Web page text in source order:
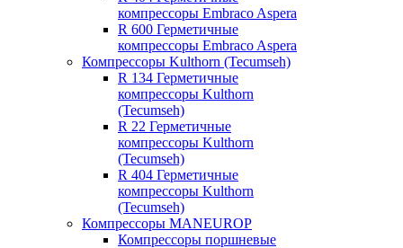
компрессоры Embraco Aspera
R 600 Герметичные
компрессоры Embraco Aspera
Компрессоры Kulthorn (Tecumseh)
R 134 Герметичные
компрессоры Kulthorn
(Tecumseh)
R 22 Герметичные
компрессоры Kulthorn
(Tecumseh)
R 404 Герметичные
компрессоры Kulthorn
(Tecumseh)
Компрессоры MANEUROP
Компрессоры поршневые